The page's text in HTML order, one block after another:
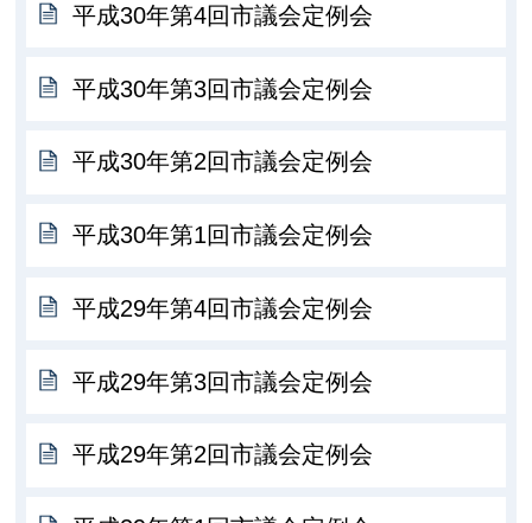
平成30年第4回市議会定例会
平成30年第3回市議会定例会
平成30年第2回市議会定例会
平成30年第1回市議会定例会
平成29年第4回市議会定例会
平成29年第3回市議会定例会
平成29年第2回市議会定例会